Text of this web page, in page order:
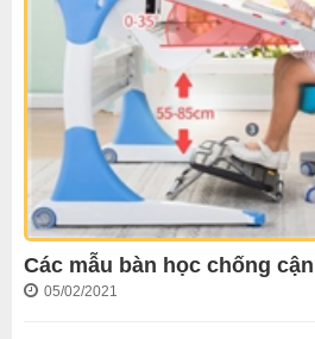
Các mẫu bàn học chống
05/02/2021